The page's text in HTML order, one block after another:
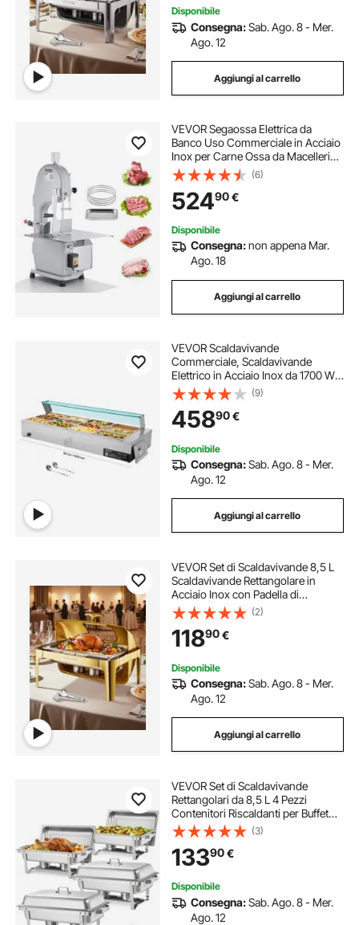
Disponibile
Consegna:Sab. Ago. 8 - Mer.
Ago. 12
Aggiungi al carrello
VEVOR Segaossa Elettrica da
Banco Uso Commerciale in Acciaio
Inox per Carne Ossa da Macellerie
1500W Produttività max. 300kg/ora,
Macchina Segaossa Elettrica
Spessore di Taglio 4-200mm
Altezza 250mm
(6)
52490€
Disponibile
Consegna:non appena Mar.
Ago. 18
Aggiungi al carrello
VEVOR Scaldavivande
Commerciale, Scaldavivande
Elettrico in Acciaio Inox da 1700 W
con Coperchio in Vetro,
Bagnomaria da Banco a 12 Teglie,
con Mestoli per Zuppa e Forati, per
Ristoranti
(9)
45890€
Disponibile
Consegna:Sab. Ago. 8 - Mer.
Ago. 12
Aggiungi al carrello
VEVOR Set di Scaldavivande 8,5 L
Scaldavivande Rettangolare in
Acciaio Inox con Padella di
Dimensioni Standard, Coperchio
Visibile, Padella per l'Acqua,
Supporto per Carburante, Clip per
Pasti, Oro
(2)
11890€
Disponibile
Consegna:Sab. Ago. 8 - Mer.
Ago. 12
Aggiungi al carrello
VEVOR Set di Scaldavivande
Rettangolari da 8,5 L 4 Pezzi
Contenitori Riscaldanti per Buffet
con Manico e 2 Pinze per Alimenti e
Coperchio e Porta Combustibile,
Adatti per Banchetti, Feste,
Matrimoni
(3)
13390€
Disponibile
Consegna:Sab. Ago. 8 - Mer.
Ago. 12